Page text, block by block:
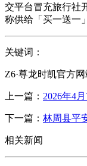
交平台冒充旅行社
称供给「买一送一
关键词：
Z6·尊龙时凯官方
上一篇： 2026年4
下一篇： 林周县平
相关新闻